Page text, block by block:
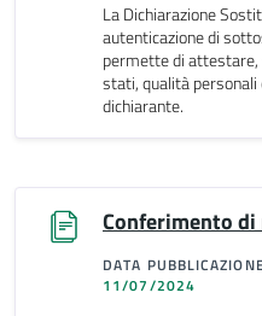
La Dichiarazione
autenticazione di
permette di
stati, qualità personali
dichiarante.
Conferimento
DATA
11/07/2024